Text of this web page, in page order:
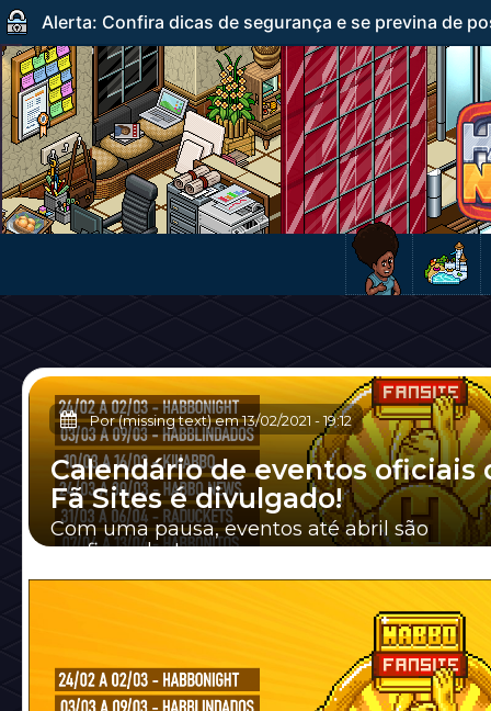
Alerta: Confira dicas de segurança e se previna de
Por (missing text) em13/02/2021 -19:12
Calendário de eventos oficiais
Fã Sites é divulgado!
Com uma pausa, eventos até abril são
confirmados!